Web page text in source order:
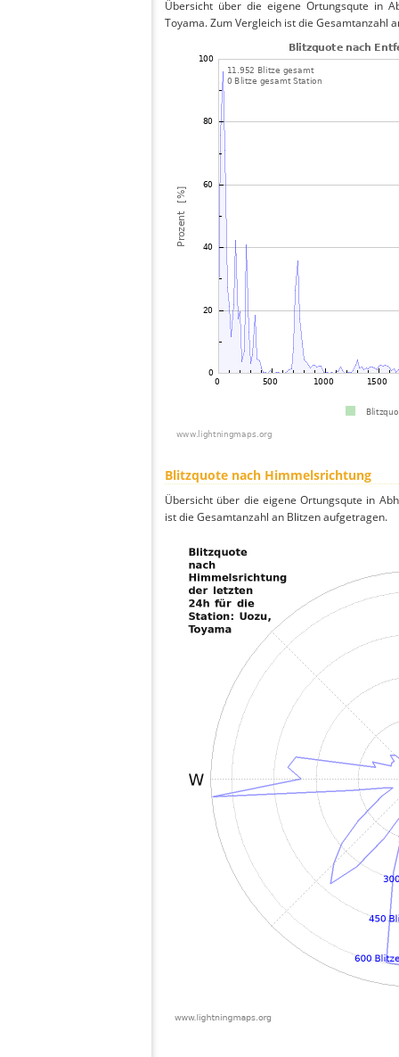
Übersicht über die eigene Ortungsqute in
Toyama. Zum Vergleich ist die Gesamtanzahl
Blitzquote nach Himmelsrichtung
Übersicht über die eigene Ortungsqute in
ist die Gesamtanzahl an Blitzen aufgetragen.